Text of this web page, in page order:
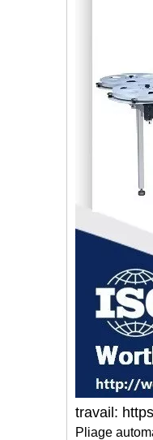
travail:
Pliage